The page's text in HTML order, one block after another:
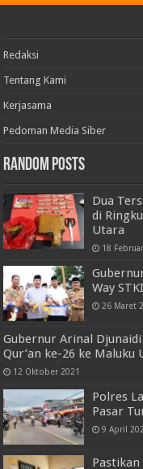
Redaksi
Tentang Kami
Kerjasama
Pedoman Media Siber
Random Posts
Dua
di
Utara
18
Way
26 Maret
Gubernur Arinal
Qur’an ke-26 ke Maluku
12 Oktober 2021
Polres
Pasar
9 April